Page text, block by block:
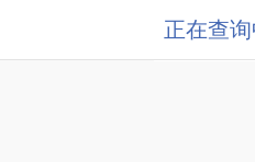
正在查询